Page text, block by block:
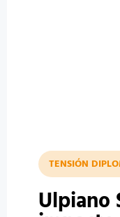
TENSIÓN
Ulpiano